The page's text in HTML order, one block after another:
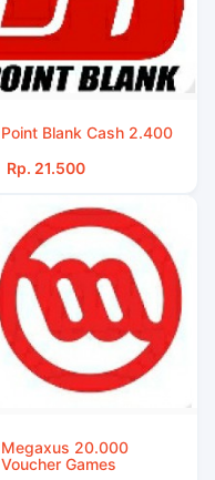
Point Blank Cash 2.400
Rp. 21.500
Megaxus 20.000
Voucher Games